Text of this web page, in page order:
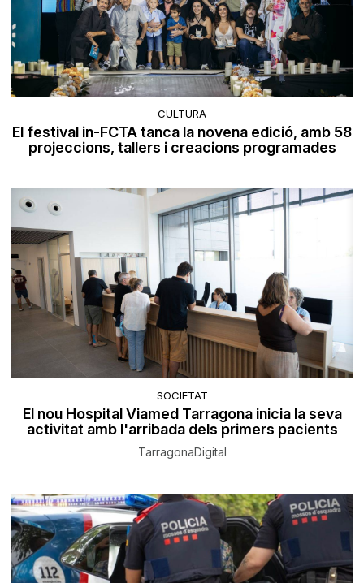
CULTURA
El festival in-FCTA tanca la novena edició, amb 58
projeccions, tallers i creacions programades
SOCIETAT
El nou Hospital Viamed Tarragona inicia la seva
activitat amb l'arribada dels primers pacients
TarragonaDigital